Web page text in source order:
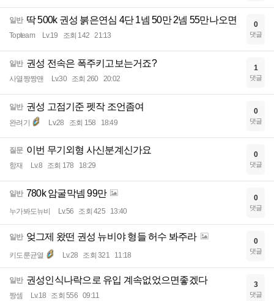
일반 딱 500k 권성 붉은연심 4단 1넴 50만 2넴 55만나오면
Topteam Lv.19 조회 142 21:13
0
댓글
일반 권성 전속은 폭주키고보는거죠?
사열짱짱맨 Lv.30 조회 260 20:02
1
댓글
일반 권성 고점기준 펫작 조언좀여
완려기 Lv.28 조회 158 18:49
0
댓글
질문 이번 무기외형 사신분계신가요
항재 Lv.8 조회 178 18:29
0
댓글
일반 780k 암굴막넴 99만
누가봐도뉴비 Lv.56 조회 425 13:40
0
댓글
일반 엊그제 왔떤 권성 뉴비야 형들 허수 봐주라
키도룬균열 Lv.28 조회 321 11:18
0
댓글
일반 권성인식나락으로 유입 계속없었으면좋겠다
짱셈 Lv.18 조회 556 09:11
3
댓글